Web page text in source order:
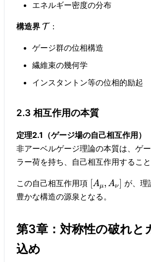
エネルギー密度の分布
構造界 T ：
ゲージ群の位相構造
繊維束の幾何学
インスタントン等の位相的励起
2.3 相互作用の本質
定理2.1（ゲージ場の自己相互作用）
非アーベルゲージ理論の本質は、ゲ
ラー荷を持ち、自己相互作用すること
この自己相互作用項 [Aμ, Aν] が、理
豊かな構造の源泉となる。
第3章：対称性の破れと
込め